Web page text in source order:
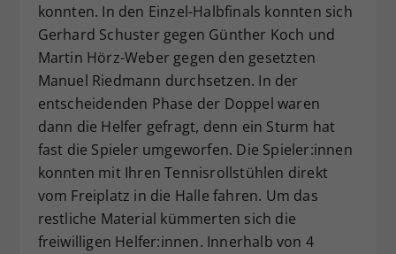
konnten. In den Einzel-Halbfinals konnten sich
Gerhard Schuster gegen Günther Koch und
Martin Hörz-Weber gegen den gesetzten
Manuel Riedmann durchsetzen. In der
entscheidenden Phase der Doppel waren
dann die Helfer gefragt, denn ein Sturm hat
fast die Spieler umgeworfen. Die Spieler:innen
konnten mit Ihren Tennisrollstühlen direkt
vom Freiplatz in die Halle fahren. Um das
restliche Material kümmerten sich die
freiwilligen Helfer:innen. Innerhalb von 4